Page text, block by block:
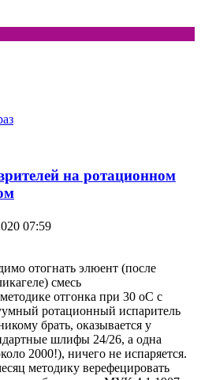
на ротационном
07:59
отогнать элюент (после
смесь
отгонка при 30 oC с
ротационный испаритель
брать, оказывается у
шлифы 24/26, а одна
2000!), ничего не испаряется.
методику верефецировать